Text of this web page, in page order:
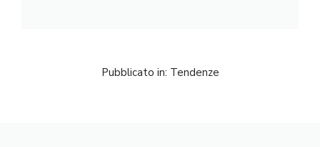
Pubblicato in: Tendenze